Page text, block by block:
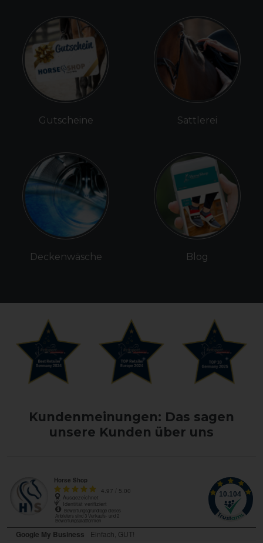
Gutscheine
Deckenwäsche
Sattlerei
Blog
Kundenmeinungen: Das sagen
unsere Kunden über uns